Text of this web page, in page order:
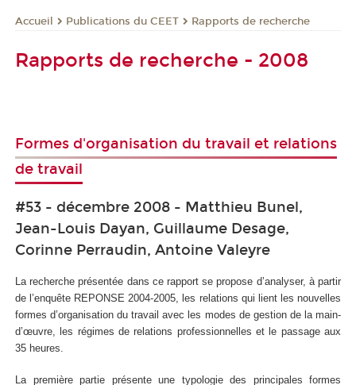
Accueil Publications du CEET Rapports de recherche
Rapports de recherche - 2008
Formes d'organisation du travail et relations
de travail
#53 - décembre 2008 - Matthieu Bunel,
Jean-Louis Dayan, Guillaume Desage,
Corinne Perraudin, Antoine Valeyre
La recherche présentée dans ce rapport se propose d’analyser, à partir
de l’enquête REPONSE 2004-2005, les relations qui lient les nouvelles
formes d’organisation du travail avec les modes de gestion de la main-
d’œuvre, les régimes de relations professionnelles et le passage aux
35 heures.
La première partie présente une typologie des principales formes